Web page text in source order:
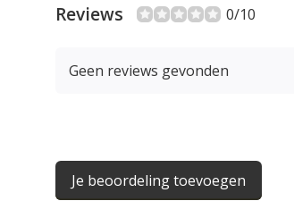
Reviews 0/10
Geen reviews gevonden
Je beoordeling toevoegen